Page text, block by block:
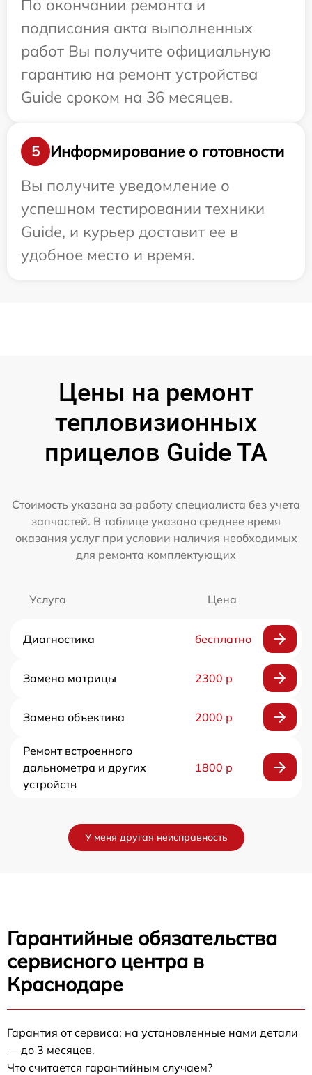
По окончании ремонта и
подписания акта выполненных
работ Вы получите официальную
гарантию на ремонт устройства
Guide сроком на 36 месяцев.
5
Информирование о готовности
Вы получите уведомление о
успешном тестировании техники
Guide, и курьер доставит ее в
удобное место и время.
Цены на ремонт
тепловизионных
прицелов Guide TA
Стоимость указана за работу специалиста без учета
запчастей. В таблице указано среднее время
оказания услуг при условии наличия необходимых
для ремонта комплектующих
Услуга Цена
Диагностика бесплатно
Замена матрицы 2300 р
Замена объектива 2000 р
Ремонт встроенного
дальнометра и других
устройств
1800 р
У меня другая неисправность
Гарантийные обязательства
сервисного центра в
Краснодаре
Гарантия от сервиса: на установленные нами детали
— до 3 месяцев.
Что считается гарантийным случаем?